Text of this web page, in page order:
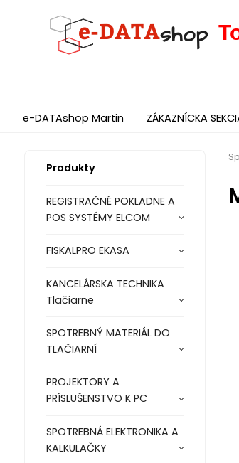
e-DATAshop Martin ZÁKAZNÍCKA
Produkty
REGISTRAČNÉ POKLADNE A
POS SYSTÉMY ELCOM
FISKALPRO EKASA
KANCELÁRSKA TECHNIKA
Tlačiarne
SPOTREBNÝ MATERIÁL DO
TLAČIARNÍ
PROJEKTORY A
PRÍSLUŠENSTVO K PC
SPOTREBNÁ ELEKTRONIKA A
KALKULAČKY